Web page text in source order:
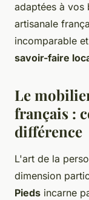
adaptées à vos
artisanale
incomparable
savoir-faire
Le
français :
différence
L'art de la
dimension
Pieds incarne